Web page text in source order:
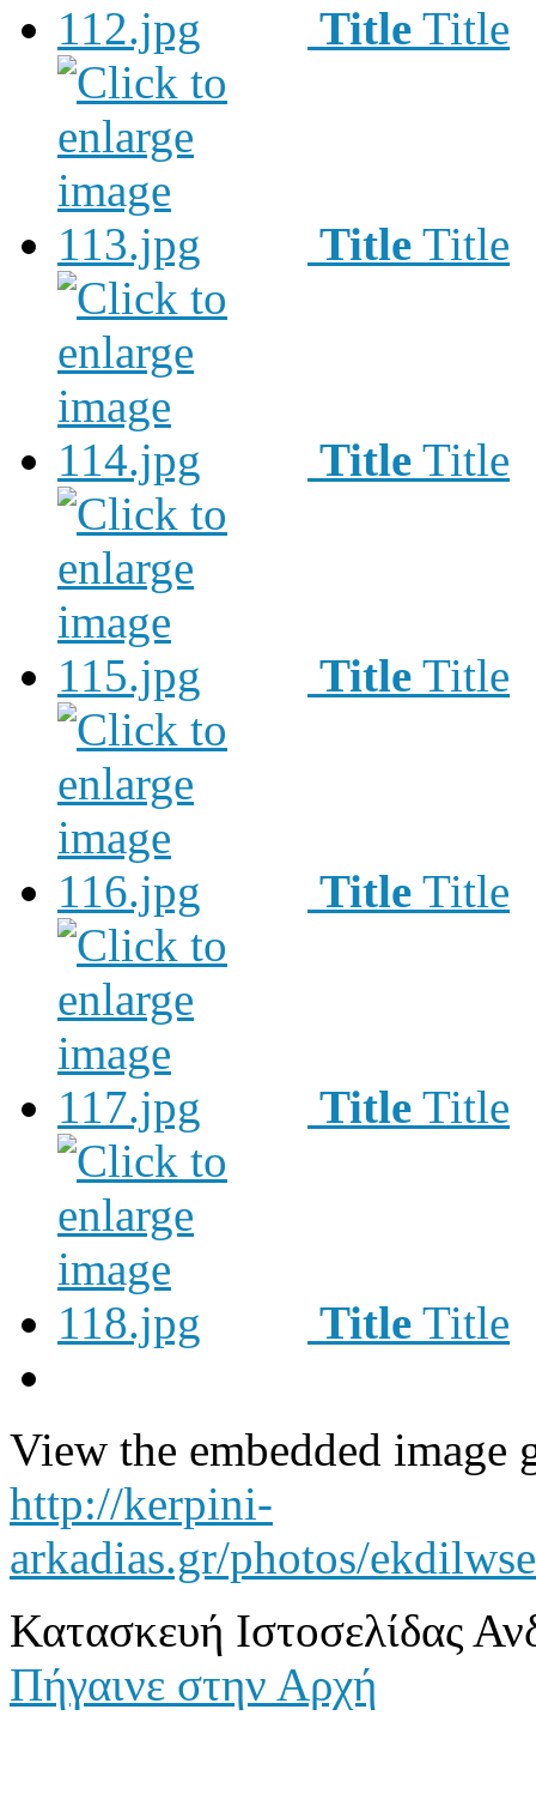
Title Title
Title Title
Title Title
Title Title
Title Title
Title Title
Title Title
View the embedded image
http://kerpini-
arkadias.gr/photos/
Κατασκευή Ιστοσελίδας
Πήγαινε στην Αρχή